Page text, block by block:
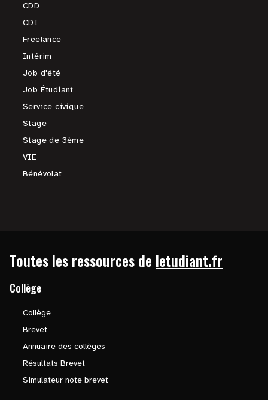
CDD
CDI
Freelance
Intérim
Job d'été
Job Étudiant
Service civique
Stage
Stage de 3ème
VIE
Bénévolat
Toutes les ressources de letudiant.fr
Collège
Collège
Brevet
Annuaire des collèges
Résultats Brevet
Simulateur note brevet